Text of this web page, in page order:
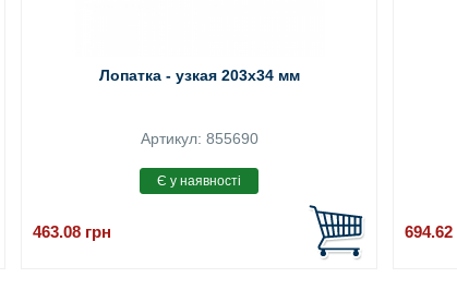
Лопатка - узкая 203x34 мм
Артикул: 855690
463.08 грн 694.62